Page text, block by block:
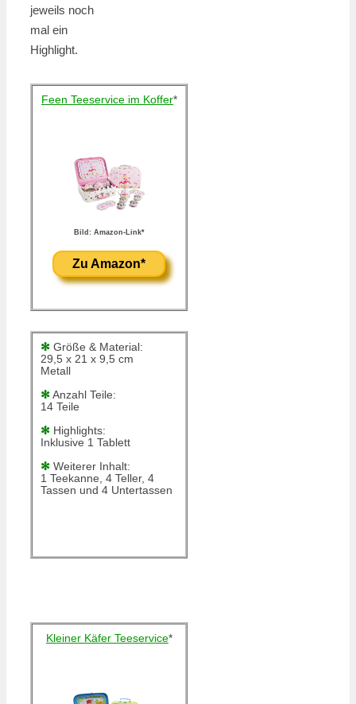
jeweils noch
mal ein
Highlight.
Feen Teeservice im Koffer*
Bild: Amazon-Link*
Zu Amazon*
✻ Größe & Material:
29,5 x 21 x 9,5 cm
Metall
✻Anzahl Teile:
14 Teile
✻ Highlights:
Inklusive 1 Tablett
✻ Weiterer Inhalt:
1 Teekanne, 4 Teller, 4
Tassen und 4 Untertassen
Kleiner Käfer Teeservice*